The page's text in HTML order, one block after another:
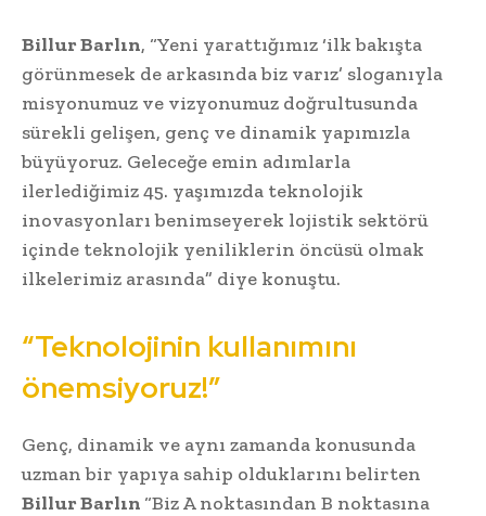
Billur Barlın, “Yeni yarattığımız ‘ilk bakışta
görünmesek de arkasında biz varız’ sloganıyla
misyonumuz ve vizyonumuz doğrultusunda
sürekli gelişen, genç ve dinamik yapımızla
büyüyoruz. Geleceğe emin adımlarla
ilerlediğimiz 45. yaşımızda teknolojik
inovasyonları benimseyerek lojistik sektörü
içinde teknolojik yeniliklerin öncüsü olmak
ilkelerimiz arasında” diye konuştu.
“Teknolojinin kullanımını
önemsiyoruz!”
Genç, dinamik ve aynı zamanda konusunda
uzman bir yapıya sahip olduklarını belirten
Billur Barlın “Biz A noktasından B noktasına